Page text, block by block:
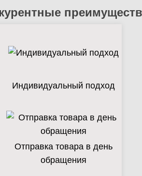
Индивидуальный подход
Отправка товара в день
обращения